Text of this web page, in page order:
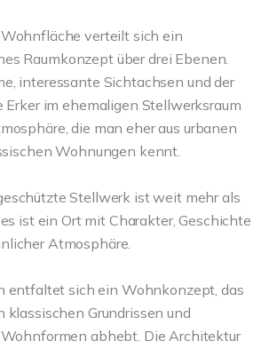
verteilt sich ein
Raumkonzept über drei Ebenen.
interessante Sichtachsen und der
im ehemaligen Stellwerksraum
die man eher aus urbanen
Wohnungen kennt.
Stellwerk ist weit mehr als
ist ein Ort mit Charakter, Geschichte
Atmosphäre.
entfaltet sich ein Wohnkonzept, das
klassischen Grundrissen und
abhebt. Die Architektur